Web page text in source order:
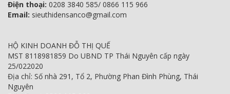
Điện thoại: 0208 3840 585/ 0866 115 966
Email: sieuthidensanco@gmail.com
HỘ KINH DOANH ĐỖ THỊ QUẾ
MST 8118981859 Do UBND TP Thái Nguyên cấp ngày
25/022020
Địa chỉ: Số nhà 291, Tổ 2, Phường Phan Đình Phùng, Thái
Nguyên